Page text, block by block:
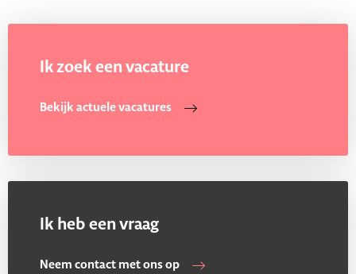
Ik zoek een vacature
Bekijk actuele vacatures
Ik heb een vraag
Neem contact met ons op